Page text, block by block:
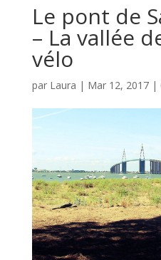
Le pont de
– La vallée
vélo
par Laura | Mar 12, 2017|